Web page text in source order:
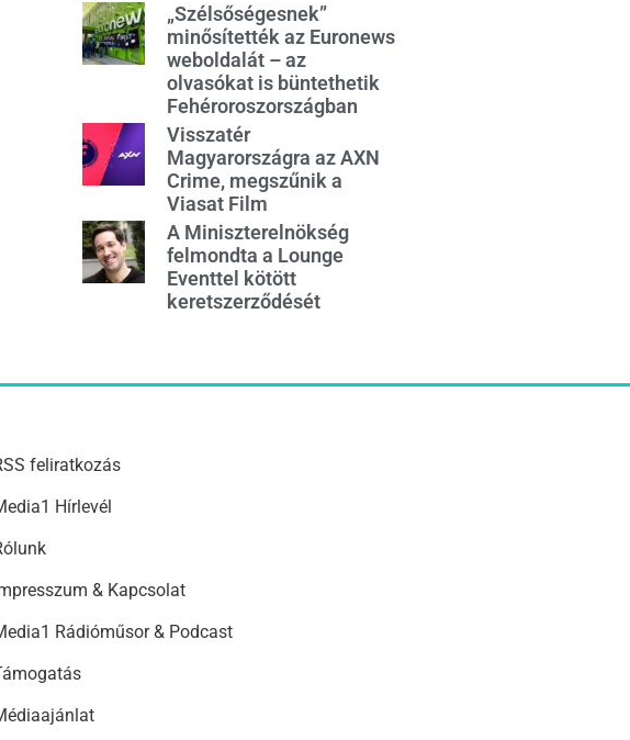
„Szélsőségesnek”
minősítették az Euronews
weboldalát – az
olvasókat is büntethetik
Fehéroroszországban
Visszatér
Magyarországra az AXN
Crime, megszűnik a
Viasat Film
A Miniszterelnökség
felmondta a Lounge
Eventtel kötött
keretszerződését
feliratkozás
Hírlevél
& Kapcsolat
Rádióműsor & Podcast